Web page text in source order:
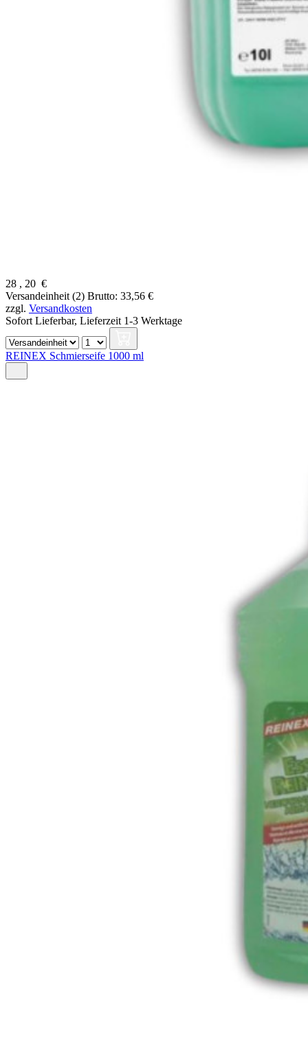
28 , 20 €
Versandeinheit (2) Brutto: 33,56 €
zzgl. Versandkosten
Sofort Lieferbar, Lieferzeit 1-3 Werktage
REINEX Schmierseife 1000 ml